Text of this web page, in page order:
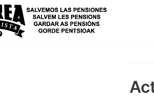
Skip
to
content